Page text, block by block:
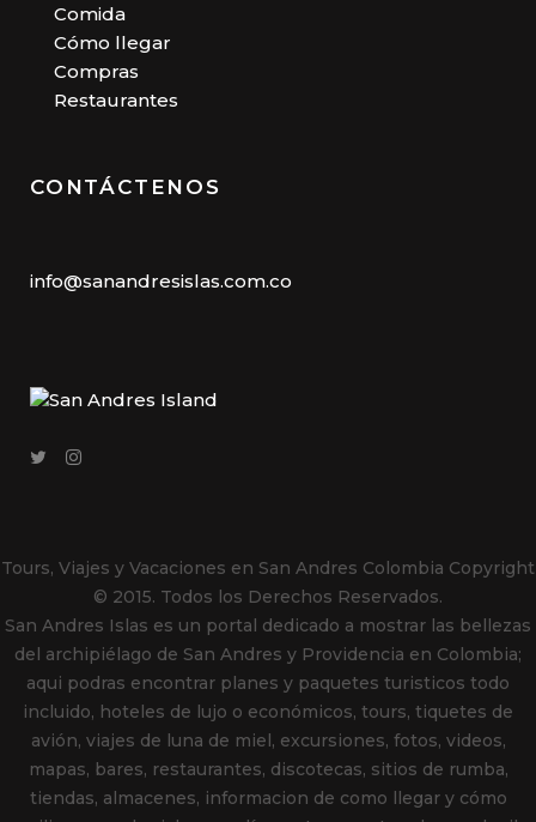
Comida
Cómo llegar
Compras
Restaurantes
CONTÁCTENOS
info@sanandresislas.com.co
Tours, Viajes y Vacaciones en San Andres Colombia Copyright
© 2015. Todos los Derechos Reservados.
San Andres Islas es un portal dedicado a mostrar las bellezas
del archipiélago de San Andres y Providencia en Colombia;
aqui podras encontrar planes y paquetes turisticos todo
incluido, hoteles de lujo o económicos, tours, tiquetes de
avión, viajes de luna de miel, excursiones, fotos, videos,
mapas, bares, restaurantes, discotecas, sitios de rumba,
tiendas, almacenes, informacion de como llegar y cómo